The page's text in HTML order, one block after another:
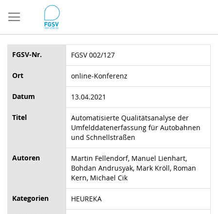
zum
Inhalt
FGSV-Nr. FGSV 002/127
Ort online-Konferenz
Datum 13.04.2021
Titel
Automatisierte Qualitätsanalyse der
Umfelddatenerfassung für Autobahnen
und Schnellstraßen
Autoren
Martin Fellendorf, Manuel Lienhart,
Bohdan Andrusyak, Mark Kröll, Roman
Kern, Michael Cik
Kategorien HEUREKA